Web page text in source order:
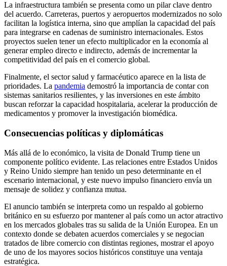
La infraestructura también se presenta como un pilar clave dentro
del acuerdo. Carreteras, puertos y aeropuertos modernizados no solo
facilitan la logística interna, sino que amplían la capacidad del país
para integrarse en cadenas de suministro internacionales. Estos
proyectos suelen tener un efecto multiplicador en la economía al
generar empleo directo e indirecto, además de incrementar la
competitividad del país en el comercio global.
Finalmente, el sector salud y farmacéutico aparece en la lista de
prioridades. La pandemia demostró la importancia de contar con
sistemas sanitarios resilientes, y las inversiones en este ámbito
buscan reforzar la capacidad hospitalaria, acelerar la producción de
medicamentos y promover la investigación biomédica.
Consecuencias políticas y diplomáticas
Más allá de lo económico, la visita de Donald Trump tiene un
componente político evidente. Las relaciones entre Estados Unidos
y Reino Unido siempre han tenido un peso determinante en el
escenario internacional, y este nuevo impulso financiero envía un
mensaje de solidez y confianza mutua.
El anuncio también se interpreta como un respaldo al gobierno
británico en su esfuerzo por mantener al país como un actor atractivo
en los mercados globales tras su salida de la Unión Europea. En un
contexto donde se debaten acuerdos comerciales y se negocian
tratados de libre comercio con distintas regiones, mostrar el apoyo
de uno de los mayores socios históricos constituye una ventaja
estratégica.